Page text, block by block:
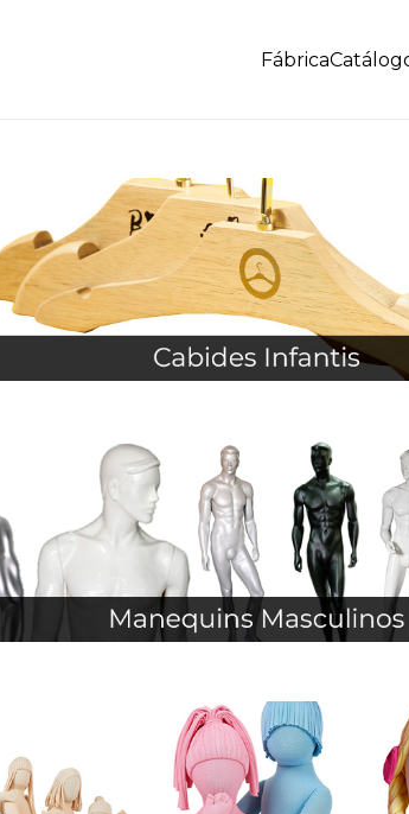
Fábrica